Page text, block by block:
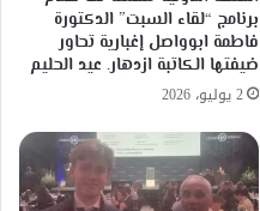
برنامج “لقاء السبت” الدكتورة
فاطمة ابوواصل إغبارية تحاور
ضيفتها الكاتبة ازدهار. عيد الحليم
2 يوليو، 2026